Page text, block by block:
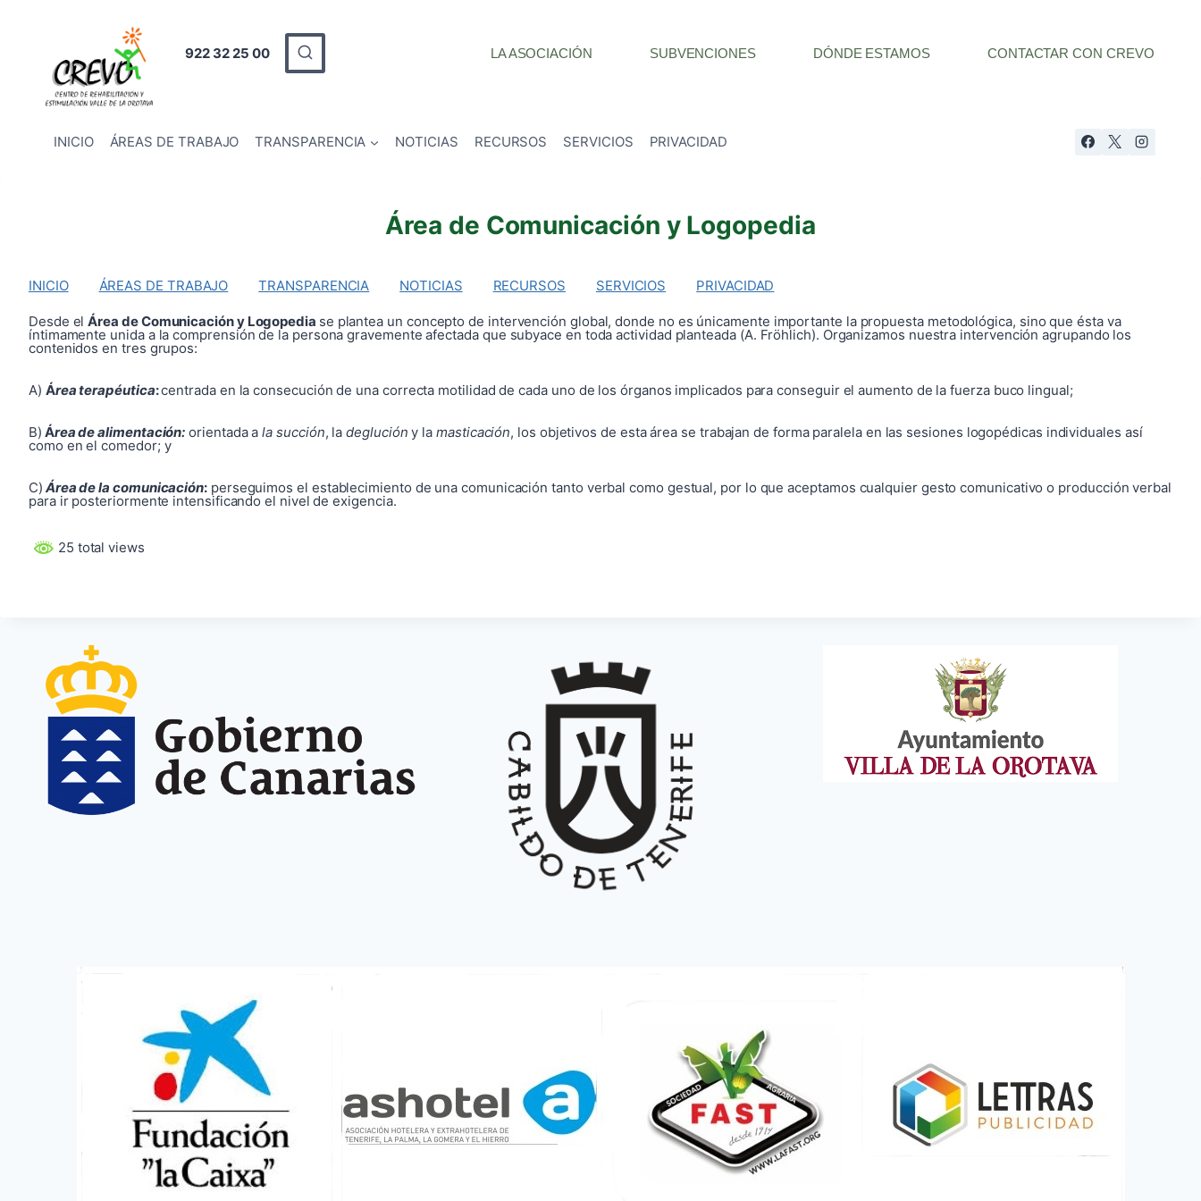
922 32 25 00
LA ASOCIACIÓN SUBVENCIONES DÓNDE ESTAMOS CONTACTAR CON CREVO
INICIO ÁREAS DE TRABAJO TRANSPARENCIA NOTICIAS RECURSOS SERVICIOS PRIVACIDAD
Área de Comunicación y Logopedia
INICIO ÁREAS DE TRABAJO TRANSPARENCIA NOTICIAS RECURSOS SERVICIOS PRIVACIDAD
Desde elÁrea de Comunicación y Logopedia se plantea un concepto de intervención global, donde no es únicamente importante la propuesta metodológica, sino que ésta va
íntimamente unida a la comprensión de la persona gravemente afectada que subyace en toda actividad planteada (A. Fröhlich). Organizamos nuestra intervención agrupando los
contenidos en tres grupos:
A) Área terapéutica:centrada en la consecución de una correcta motilidad de cada uno de los órganos implicados para conseguir el aumento de la fuerza buco lingual;
B) Área de alimentación: orientada ala succión, ladeglución y lamasticación, los objetivos de esta área se trabajan de forma paralela en las sesiones logopédicas individuales así
como en el comedor; y
C) Área de la comunicación: perseguimos el establecimiento de una comunicación tanto verbal como gestual, por lo que aceptamos cualquier gesto comunicativo o producción verbal
para ir posteriormente intensificando el nivel de exigencia.
25 total views